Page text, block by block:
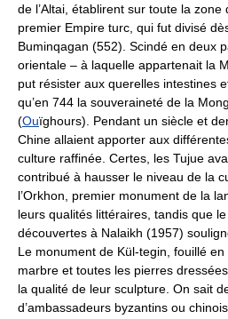
de l’Altai, établirent sur toute la
premier Empire turc, qui fut divisé
Buminqagan (552). Scindé en deux
orientale – à laquelle appartenait la
put résister aux querelles intestines
qu’en 744 la souveraineté de la
(Ouïghours). Pendant un siècle et
Chine allaient apporter aux
culture raffinée. Certes, les Tujue
contribué à hausser le niveau de la
l’Orkhon, premier monument de la
leurs qualités littéraires, tandis que
découvertes à Nalaikh (1957)
Le monument de Kül-tegin, fouillé
marbre et toutes les pierres
la qualité de leur sculpture. On sait
d’ambassadeurs byzantins ou